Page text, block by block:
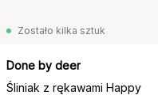
Zostało kilka sztuk
Done by deer
Śliniak z rękawami Happy